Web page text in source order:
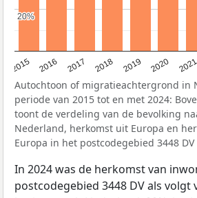
2015 2016 2017 2018 2019 2020 2021
20%
20%
Autochtoon of migratieachtergrond in
periode van 2015 tot en met 2024:
toont de verdeling van de bevolking
Nederland, herkomst uit Europa en
Europa in het postcodegebied 3448 DV
In 2024 was de herkomst van
postcodegebied 3448 DV als volgt